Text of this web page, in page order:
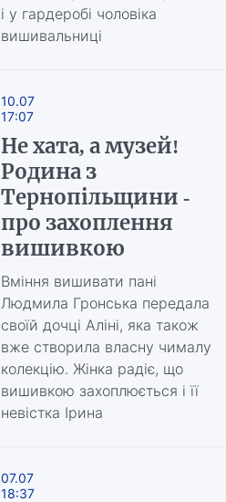
і у гардеробі чоловіка
вишивальниці
10.07
17:07
Не хата, а музей!
Родина з
Тернопільщини -
про захоплення
вишивкою
Вміння вишивати пані
Людмила Гронська передала
своїй дочці Аліні, яка також
вже створила власну чималу
колекцію. Жінка радіє, що
вишивкою захоплюється і її
невістка Ірина
07.07
18:37